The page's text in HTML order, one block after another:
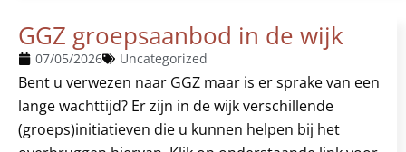
GGZ groepsaanbod in de wijk
07/05/2026 Uncategorized
Bent u verwezen naar GGZ maar is er sprake van een
lange wachttijd? Er zijn in de wijk verschillende
(groeps)initiatieven die u kunnen helpen bij het